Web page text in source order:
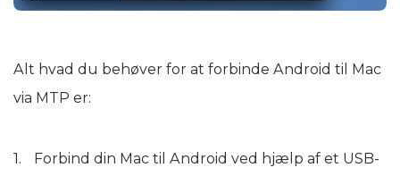
Alt hvad du behøver for at forbinde Android til Mac
via MTP er:
Forbind din Mac til Android ved hjælp af et USB-